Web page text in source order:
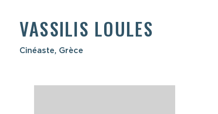
VASSILIS LOULES
Cinéaste, Grèce